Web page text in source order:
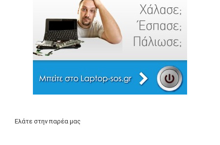
Ελάτε στην παρέα μας